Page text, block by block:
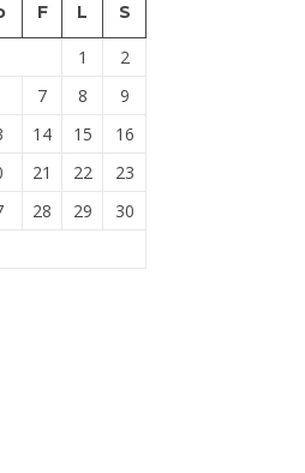
F L S
1
2
7 8
9
14 15
16
21 22
23
28 29
30